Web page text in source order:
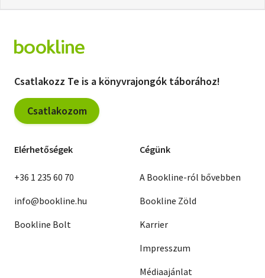
Csatlakozz Te is a könyvrajongók táborához!
Csatlakozom
Elérhetőségek
+36 1 235 60 70
info@bookline.hu
Bookline Bolt
Cégünk
A Bookline-ról bővebben
Bookline Zöld
Karrier
Impresszum
Médiaajánlat